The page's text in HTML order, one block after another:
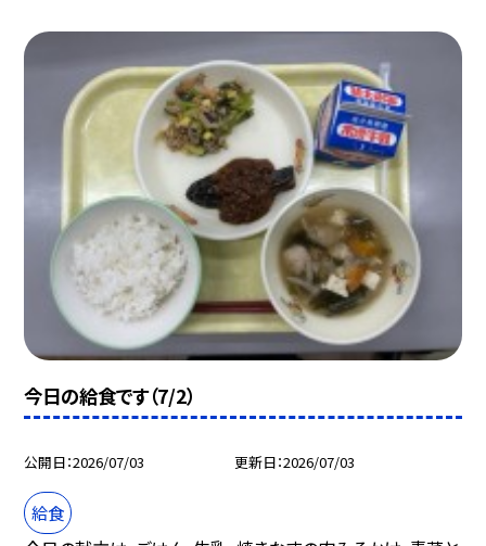
今日の給食です（7/2）
公開日 2026/07/03 更新日 2026/07/03
給食